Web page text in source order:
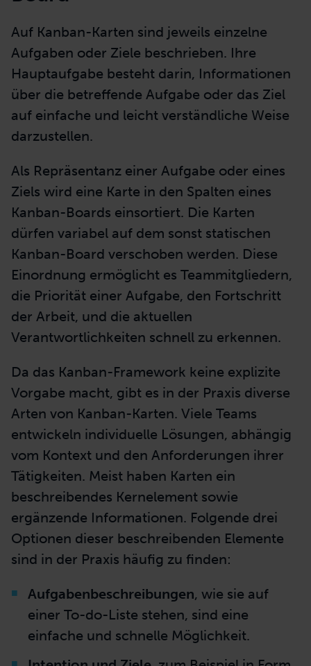
Auf Kanban-Karten sind jeweils einzelne
Aufgaben oder Ziele beschrieben. Ihre
Hauptaufgabe besteht darin, Informationen
über die betreffende Aufgabe oder das Ziel
auf einfache und leicht verständliche Weise
darzustellen.
Als Repräsentanz einer Aufgabe oder eines
Ziels wird eine Karte in den Spalten eines
Kanban-Boards einsortiert. Die Karten
dürfen variabel auf dem sonst statischen
Kanban-Board verschoben werden. Diese
Einordnung ermöglicht es Teammitgliedern,
die Priorität einer Aufgabe, den Fortschritt
der Arbeit, und die aktuellen
Verantwortlichkeiten schnell zu erkennen.
Da das Kanban-Framework keine explizite
Vorgabe macht, gibt es in der Praxis diverse
Arten von Kanban-Karten. Viele Teams
entwickeln individuelle Lösungen, abhängig
vom Kontext und den Anforderungen ihrer
Tätigkeiten. Meist haben Karten ein
beschreibendes Kernelement sowie
ergänzende Informationen. Folgende drei
Optionen dieser beschreibenden Elemente
sind in der Praxis häufig zu finden:
Aufgabenbeschreibungen, wie sie auf
einer To-do-Liste stehen, sind eine
einfache und schnelle Möglichkeit.